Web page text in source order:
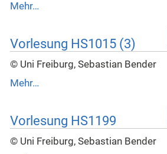
Mehr…
Vorlesung HS1015 (3)
© Uni Freiburg, Sebastian Bender
Mehr…
Vorlesung HS1199
© Uni Freiburg, Sebastian Bender